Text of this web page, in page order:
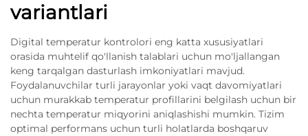
variantlari
Digital temperatur kontrolori eng katta xususiyatlari
orasida muhtelif qo'llanish talablari uchun mo'ljallangan
keng tarqalgan dasturlash imkoniyatlari mavjud.
Foydalanuvchilar turli jarayonlar yoki vaqt davomiyatlari
uchun murakkab temperatur profillarini belgilash uchun bir
nechta temperatur miqyorini aniqlashishi mumkin. Tizim
optimal performans uchun turli holatlarda boshqaruv